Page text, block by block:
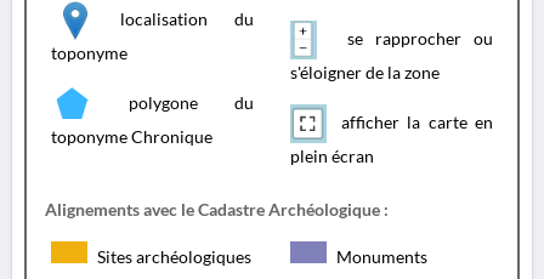
localisation du
toponyme
polygone du
toponyme Chronique
se rapprocher ou
s'éloigner de la zone
afficher la carte en
plein écran
Alignements avec le Cadastre Archéologique :
Sites archéologiques Monuments